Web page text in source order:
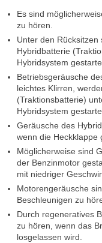
Es sind
zu hören.
Unter den
Hybridbatterie
Hybridsystem
Betriebsgeräusche
leichtes Klirren,
(Traktionsbatterie)
Hybridsystem
Geräusche des
wenn die Heckklappe
Möglicherweise sind
der Benzinmotor
mit niedriger
Motorengeräusche
Beschleunigen zu
Durch regeneratives
zu hören, wenn das
losgelassen wird.